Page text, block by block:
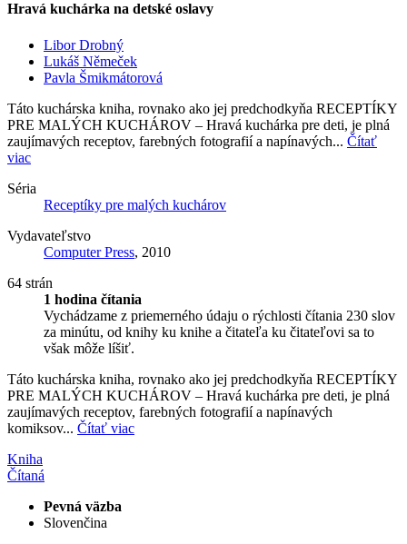
Hravá kuchárka na detské oslavy
Libor Drobný
Lukáš Němeček
Pavla Šmikmátorová
Táto kuchárska kniha, rovnako ako jej predchodkyňa RECEPTÍKY
PRE MALÝCH KUCHÁROV – Hravá kuchárka pre deti, je plná
zaujímavých receptov, farebných fotografií a napínavých... Čítať
viac
Séria
Receptíky pre malých kuchárov
Vydavateľstvo
Computer Press, 2010
64 strán
1 hodina čítania
Vychádzame z priemerného údaju o rýchlosti čítania 230 slov
za minútu, od knihy ku knihe a čitateľa ku čitateľovi sa to
však môže líšiť.
Táto kuchárska kniha, rovnako ako jej predchodkyňa RECEPTÍKY
PRE MALÝCH KUCHÁROV – Hravá kuchárka pre deti, je plná
zaujímavých receptov, farebných fotografií a napínavých
komiksov... Čítať viac
Kniha
Čítaná
Pevná väzba
Slovenčina